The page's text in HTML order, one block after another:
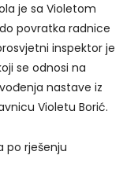
je sa Violetom
povratka radnice
inspektor je
se odnosi na
nastave iz
Violetu Borić.
po rješenju